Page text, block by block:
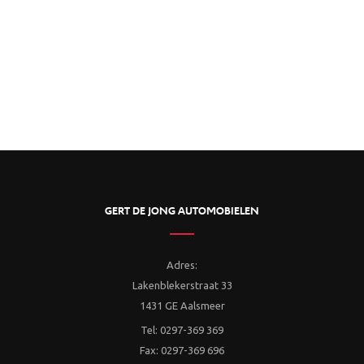
GERT DE JONG AUTOMOBIELEN
Adres:
Lakenblekerstraat 33
1431 GE Aalsmeer
Tel: 0297-369 369
Fax: 0297-369 696